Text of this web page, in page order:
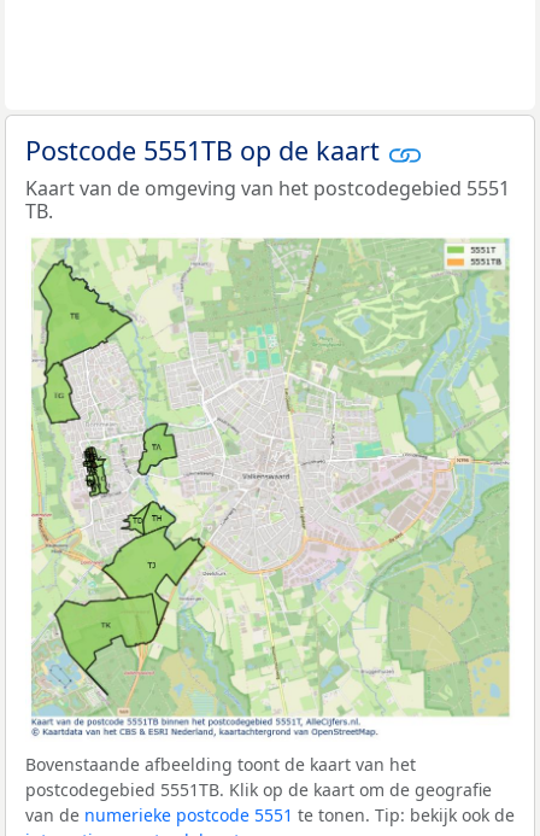
Postcode 5551TB op de kaart
Kaart van de omgeving van het postcodegebied 5551
TB.
Bovenstaande afbeelding toont de kaart van het
postcodegebied 5551TB. Klik op de kaart om de geografie
van de numerieke postcode 5551 te tonen. Tip: bekijk ook de